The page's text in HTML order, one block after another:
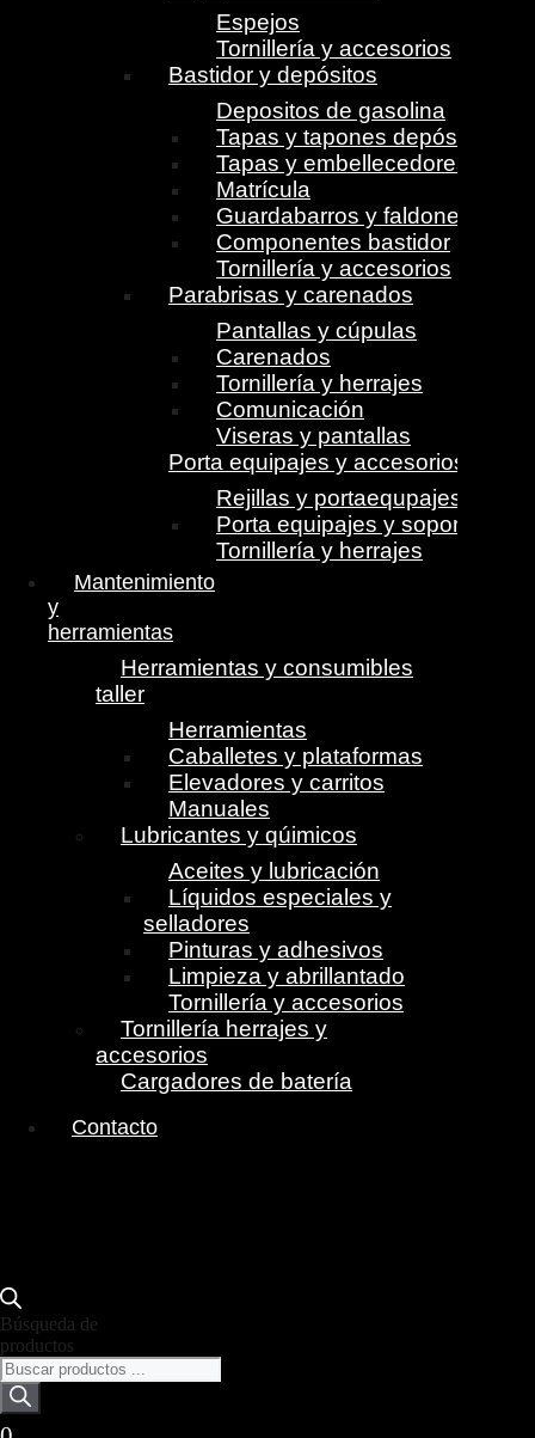
Espejos
Tornillería y accesorios
Bastidor y depósitos
Depositos de gasolina
Tapas y tapones depósito
Tapas y embellecedores
Matrícula
Guardabarros y faldones
Componentes bastidor
Tornillería y accesorios
Parabrisas y carenados
Pantallas y cúpulas
Carenados
Tornillería y herrajes
Comunicación
Viseras y pantallas
Porta equipajes y accesorios
Rejillas y portaequpajes
Porta equipajes y soportes
Tornillería y herrajes
Mantenimiento
y
herramientas
Herramientas y consumibles
taller
Herramientas
Caballetes y plataformas
Elevadores y carritos
Manuales
Lubricantes y qúimicos
Aceites y lubricación
Líquidos especiales y
selladores
Pinturas y adhesivos
Limpieza y abrillantado
Tornillería y accesorios
Tornillería herrajes y
accesorios
Cargadores de batería
Contacto
Búsqueda de
productos